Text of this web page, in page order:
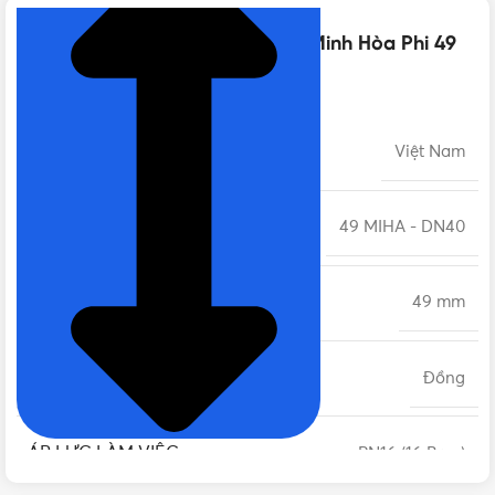
Thông số kỹ thuật của Rọ đồng Minh Hòa Phi 49
DN40 MIHA Chính hãng
Việt Nam
49 MIHA - DN40
49 mm
CHẤT LIỆU Đồng
ÁP LỰC LÀM VIỆC PN16 (16 Bars)